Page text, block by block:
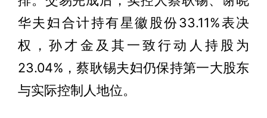
华夫妇合计持有星徽股份33.11%表决
权，孙才金及其一致行动人持股为
23.04%，蔡耿锡夫妇仍保持第一大股东
与实际控制人地位。